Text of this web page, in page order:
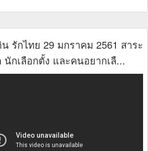
รักไทย 29 มกราคม 2561 สาระ
นักเลือกตั้ง และคนอยากเลื...